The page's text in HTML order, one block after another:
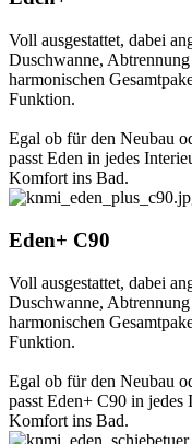
Voll ausgestattet, dabei
Duschwanne,
harmonischen
Funktion.
Egal ob für den Neubau
passt Eden in jedes
Komfort ins Bad.
Eden+ C90
Voll ausgestattet, dabei
Duschwanne,
harmonischen
Funktion.
Egal ob für den Neubau
passt Eden+ C90 in
Komfort ins Bad.